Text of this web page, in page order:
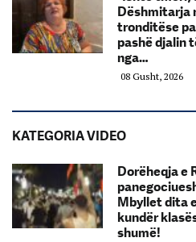
Dëshmitarja
tronditëse
pashë djalin
nga…
08 Gusht, 2026
KATEGORIA VIDEO
Dorëheqja e
Mbyllet dita
kundër
shumë!